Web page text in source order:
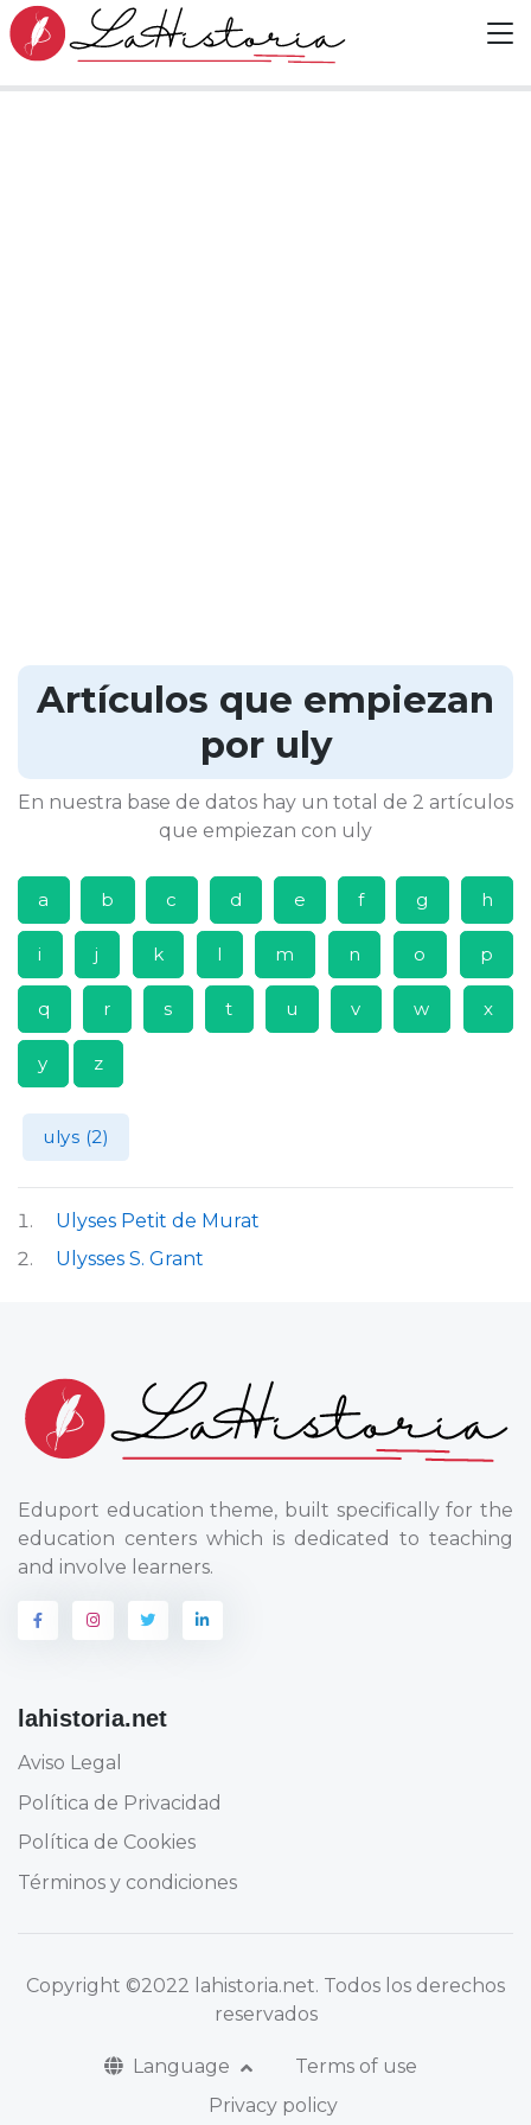
Artículos que empiezan
por uly
En nuestra base de datos hay un total de 2 artículos
que empiezan con uly
a b c d e f g h
i j k l m n o p
q r s t u v w x
y z
ulys (2)
Ulyses Petit de Murat
Ulysses S. Grant
Eduport education theme, built specifically for the
education centers which is dedicated to teaching
and involve learners.
lahistoria.net
Aviso Legal
Política de Privacidad
Política de Cookies
Términos y condiciones
Copyright ©2022 lahistoria.net. Todos los derechos
reservados
Language
Terms of use
Privacy policy